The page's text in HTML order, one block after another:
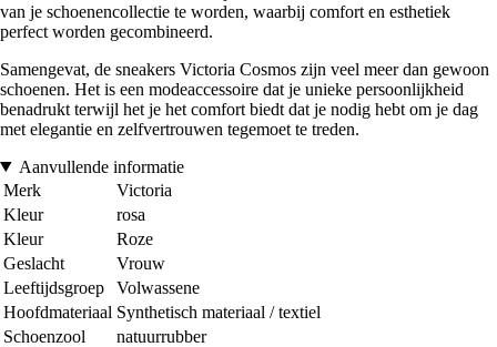
van je schoenencollectie te worden, waarbij comfort en esthetiek
perfect worden gecombineerd.
Samengevat, de sneakers Victoria Cosmos zijn veel meer dan gewoon
schoenen. Het is een modeaccessoire dat je unieke persoonlijkheid
benadrukt terwijl het je het comfort biedt dat je nodig hebt om je dag
met elegantie en zelfvertrouwen tegemoet te treden.
Aanvullende informatie
Merk
Victoria
Kleur
rosa
Kleur
Roze
Geslacht
Vrouw
Leeftijdsgroep
Volwassene
Hoofdmateriaal Synthetisch materiaal / textiel
Schoenzool
natuurrubber